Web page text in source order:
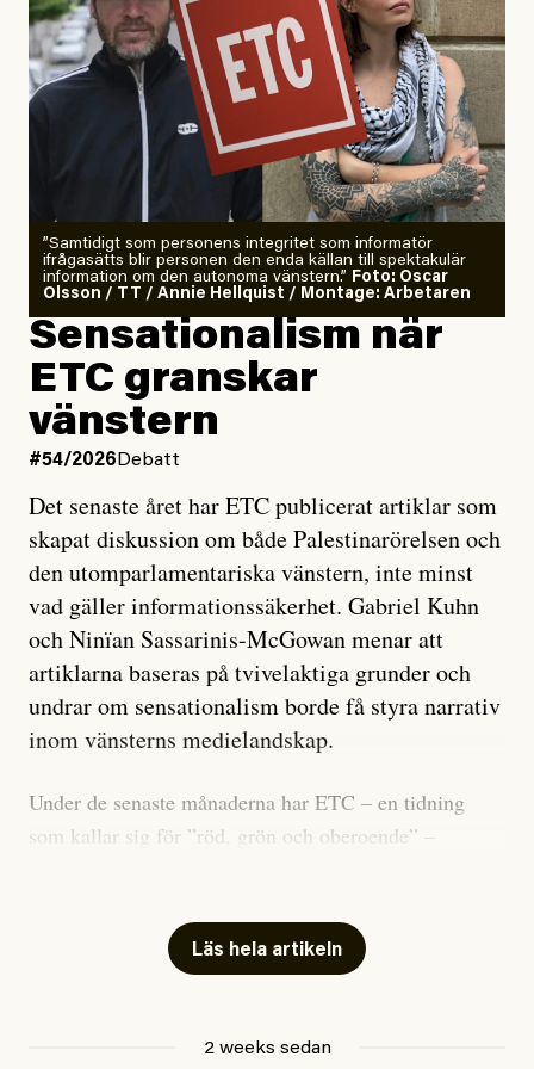
”Samtidigt som personens integritet som informatör
ifrågasätts blir personen den enda källan till spektakulär
information om den autonoma vänstern.” Foto: Oscar
Olsson / TT / Annie Hellquist / Montage: Arbetaren
Sensationalism när
ETC granskar
vänstern
#54/2026 Debatt
Det senaste året har ETC publicerat artiklar som
skapat diskussion om både Palestinarörelsen och
den utomparlamentariska vänstern, inte minst
vad gäller informationssäkerhet. Gabriel Kuhn
och Ninïan Sassarinis-McGowan menar att
artiklarna baseras på tvivelaktiga grunder och
undrar om sensationalism borde få styra narrativ
inom vänsterns medielandskap.
Under de senaste månaderna har ETC – en tidning
som kallar sig för ”röd, grön och oberoende” –
skriver för? Vad betyder det att vara en ”röd, grön och
oberoende” tidning? Och vad är egentligen bra
Läs hela artikeln
2 weeks sedan